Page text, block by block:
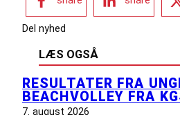
Del nyhed
LÆS OGSÅ
RESULTATER FRA
BEACHVOLLEY FRA
7. august 2026